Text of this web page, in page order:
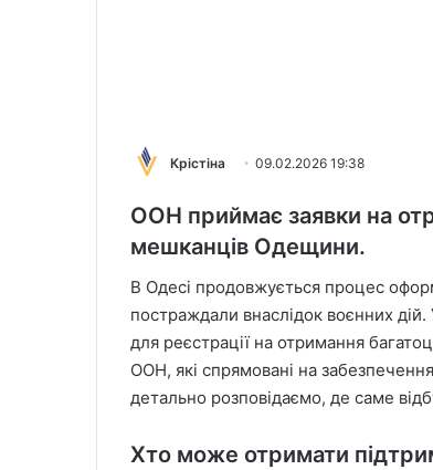
Крістіна 09.02.2026 19:38
ООН приймає заявки на
мешканців Одещини.
В Одесі продовжується процес
постраждали внаслідок воєнних
для реєстрації на отримання
ООН, які спрямовані на
детально розповідаємо, де саме
Хто може отримати